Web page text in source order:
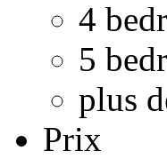
4
5
plus
Prix